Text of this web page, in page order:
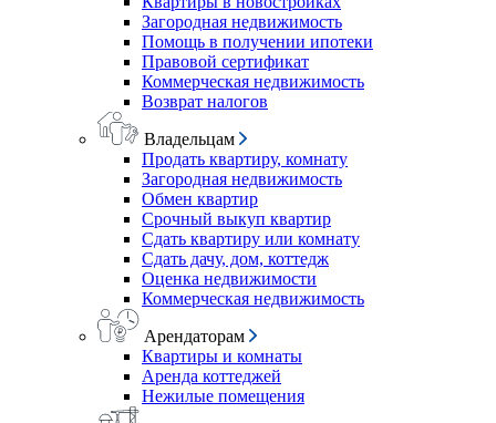
Загородная недвижимость
Помощь в получении ипотеки
Правовой сертификат
Коммерческая недвижимость
Возврат налогов
Владельцам
Продать квартиру, комнату
Загородная недвижимость
Обмен квартир
Срочный выкуп квартир
Сдать квартиру или комнату
Сдать дачу, дом, коттедж
Оценка недвижимости
Коммерческая недвижимость
Арендаторам
Квартиры и комнаты
Аренда коттеджей
Нежилые помещения